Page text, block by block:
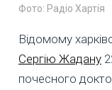
Фото: Радіо Хартія
Відомому
Сергію Жадану
почесного